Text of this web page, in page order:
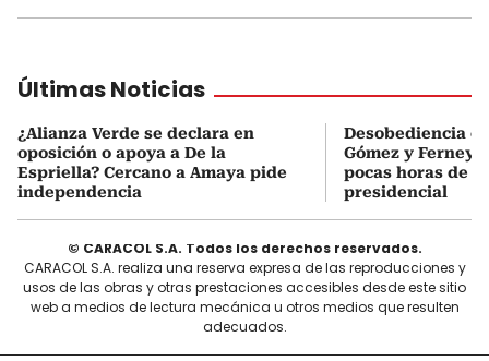
Últimas Noticias
¿Alianza Verde se declara en
oposición o apoya a De la
Espriella? Cercano a Amaya pide
independencia
Desobediencia
Gómez y Ferney
pocas horas de
presidencial
© CARACOL S.A. Todos los derechos reservados.
CARACOL S.A. realiza una reserva expresa de las reproducciones y
usos de las obras y otras prestaciones accesibles desde este sitio
web a medios de lectura mecánica u otros medios que resulten
adecuados.